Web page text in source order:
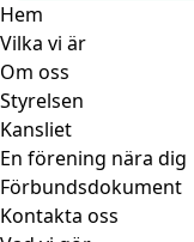
Hem
Vilka vi är
Om oss
Styrelsen
Kansliet
En förening nära dig
Förbundsdokument
Kontakta oss